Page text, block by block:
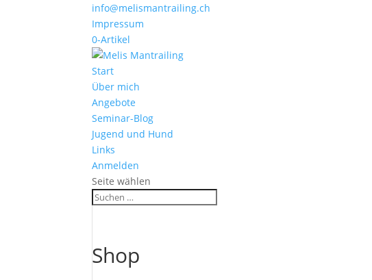
info@melismantrailing.ch
Impressum
0-Artikel
Start
Über mich
Angebote
Seminar-Blog
Jugend und Hund
Links
Anmelden
Seite wählen
Shop